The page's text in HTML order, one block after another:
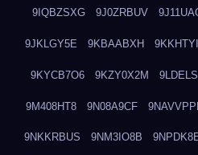
9IQBZSXG 9J0ZRBUV
9JKLGY5E 9KBAABXH
9KYCB7O6 9KZY0X2M
9M408HT8 9N08A9CF
9NKKRBUS 9NM3IO8B